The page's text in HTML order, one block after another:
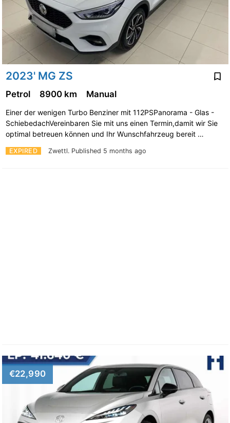
2023' MG ZS
EXPIRED Zwettl. Published 5 months ago
Petrol 8900 km Manual
Einer der wenigen Turbo Benziner mit 112PSPanorama - Glas -
SchiebedachVereinbaren Sie mit uns einen Termin,damit wir Sie
optimal betreuen können und Ihr Wunschfahrzeug bereit …
€22,990